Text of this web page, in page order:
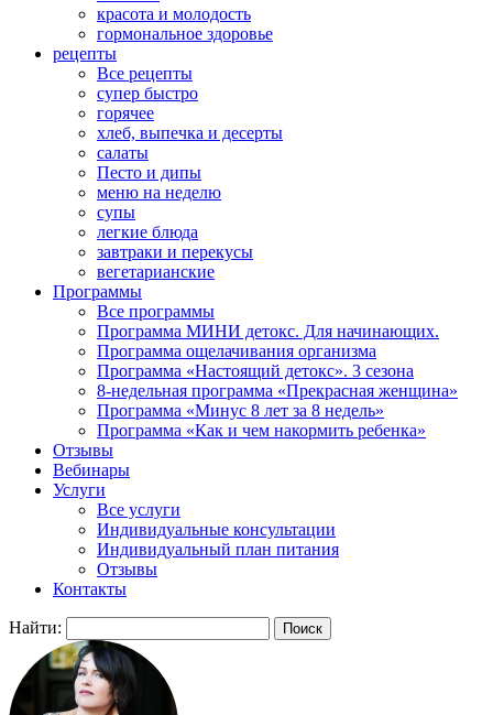
красота и молодость
гормональное здоровье
рецепты
Все рецепты
супер быстро
горячее
хлеб, выпечка и десерты
салаты
Песто и дипы
меню на неделю
супы
легкие блюда
завтраки и перекусы
вегетарианские
Программы
Все программы
Программа МИНИ детокс. Для начинающих.
Программа ощелачивания организма
Программа «Настоящий детокс». 3 сезона
8-недельная программа «Прекрасная женщина»
Программа «Минус 8 лет за 8 недель»
Программа «Как и чем накормить ребенка»
Отзывы
Вебинары
Услуги
Все услуги
Индивидуальные консультации
Индивидуальный план питания
Отзывы
Контакты
Найти: